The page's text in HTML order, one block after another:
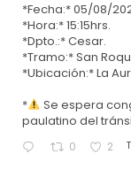
*Fecha:* 05/08/
*Hora:* 15:15hrs.
*Dpto.:* Cesar.
*Tramo:* San
*Ubicación:* La
*
Se espera
paulatino del
0 2